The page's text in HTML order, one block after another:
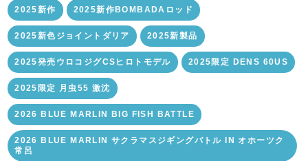
2025新作 2025新作BOMBADAロッド
2025新色ジョイントダリア 2025新製品
2025発売ウロコジグCSヒロトモデル 2025限定 DENS 60US
2025限定 月虫55 激沈
2026 BLUE MARLIN BIG FISH BATTLE
2026 BLUE MARLIN サクラマスジギングバトル IN オホーツク
常呂